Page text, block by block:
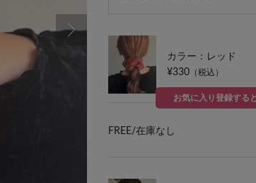
カラー：レッド
¥330 （税込）
FREE/在庫なし
お気に入り登録する